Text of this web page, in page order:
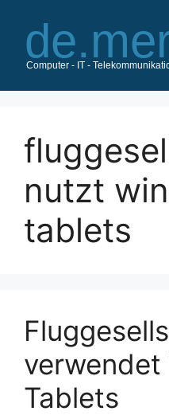
Inhalt
springen
nutzt
tablets
verwendet
Tablets